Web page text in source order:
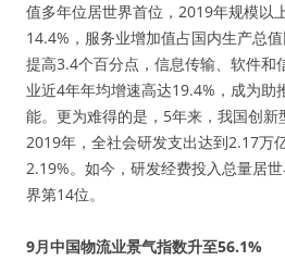
值多年位居世界首位，2019年规模以
14.4%，服务业增加值占国内生产总
提高3.4个百分点，信息传输、软件和
业近4年年均增速高达19.4%，成为助
能。更为难得的是，5年来，我国创新
2019年，全社会研发支出达到2.17万
2.19%。如今，研发经费投入总量居
界第14位。
9月中国物流业景气指数升至56.1%